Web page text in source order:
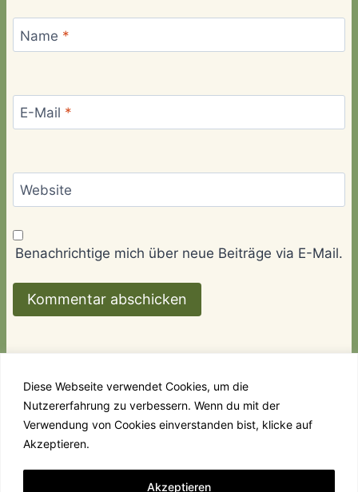
Diese Webseite verwendet Cookies, um die
Nutzererfahrung zu verbessern. Wenn du mit der
Verwendung von Cookies einverstanden bist, klicke auf
Akzeptieren.
Akzeptieren
Name *
E-Mail *
Website
Benachrichtige mich über neue Beiträge via E-Mail.
Links Kontakt Impressum & Datenschutz
© 2026 Villa Amanda - WordPress Theme von